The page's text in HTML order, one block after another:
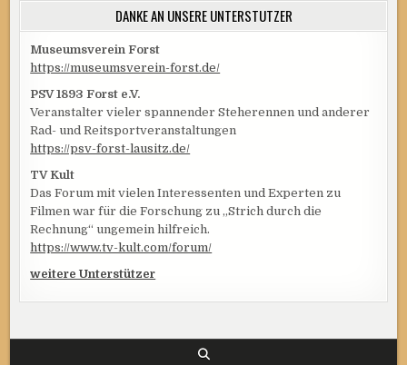
DANKE AN UNSERE UNTERSTÜTZER
Museumsverein Forst
https://museumsverein-forst.de/
PSV 1893 Forst e.V.
Veranstalter vieler spannender Steherennen und anderer
Rad- und Reitsportveranstaltungen
https://psv-forst-lausitz.de/
TV Kult
Das Forum mit vielen Interessenten und Experten zu
Filmen war für die Forschung zu „Strich durch die
Rechnung“ ungemein hilfreich.
https://www.tv-kult.com/forum/
weitere Unterstützer